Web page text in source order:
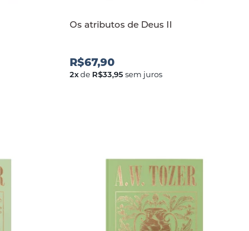
Os atributos de Deus II
R$67,90
2xde R$33,95sem juros